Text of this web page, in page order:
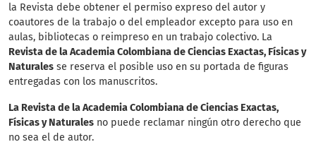
la Revista debe obtener el permiso expreso del autor y
coautores de la trabajo o del empleador excepto para uso en
aulas, bibliotecas o reimpreso en un trabajo colectivo. La
Revista de la Academia Colombiana de Ciencias Exactas, Físicas y
Naturales se reserva el posible uso en su portada de figuras
entregadas con los manuscritos.
La Revista de la Academia Colombiana de Ciencias Exactas,
Físicas y Naturales no puede reclamar ningún otro derecho que
no sea el de autor.